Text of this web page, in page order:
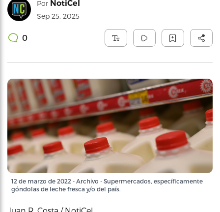
Por NotiCel
Sep 25, 2025
0
12 de marzo de 2022 - Archivo - Supermercados, específicamente
góndolas de leche fresca y/o del país.